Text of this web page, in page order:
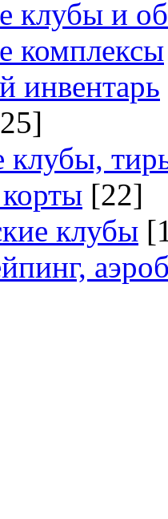
клубы и
комплексы
инвентарь
клубы,
[22]
клубы